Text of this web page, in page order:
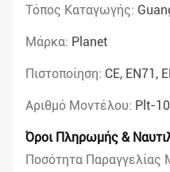
Τόπος Καταγωγής:
Μάρκα: Planet
Πιστοποίηση: CE, EN71,
Αριθμό Μοντέλου: Plt-
Όροι Πληρωμής &
Ποσότητα Παραγγελίας